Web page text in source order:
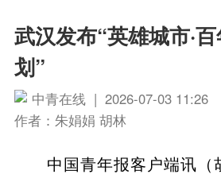
武汉发布“英雄城市·
划”
中青在线 | 2026-07-03 11:26
作者：朱娟娟 胡林
中国青年报客户端讯（